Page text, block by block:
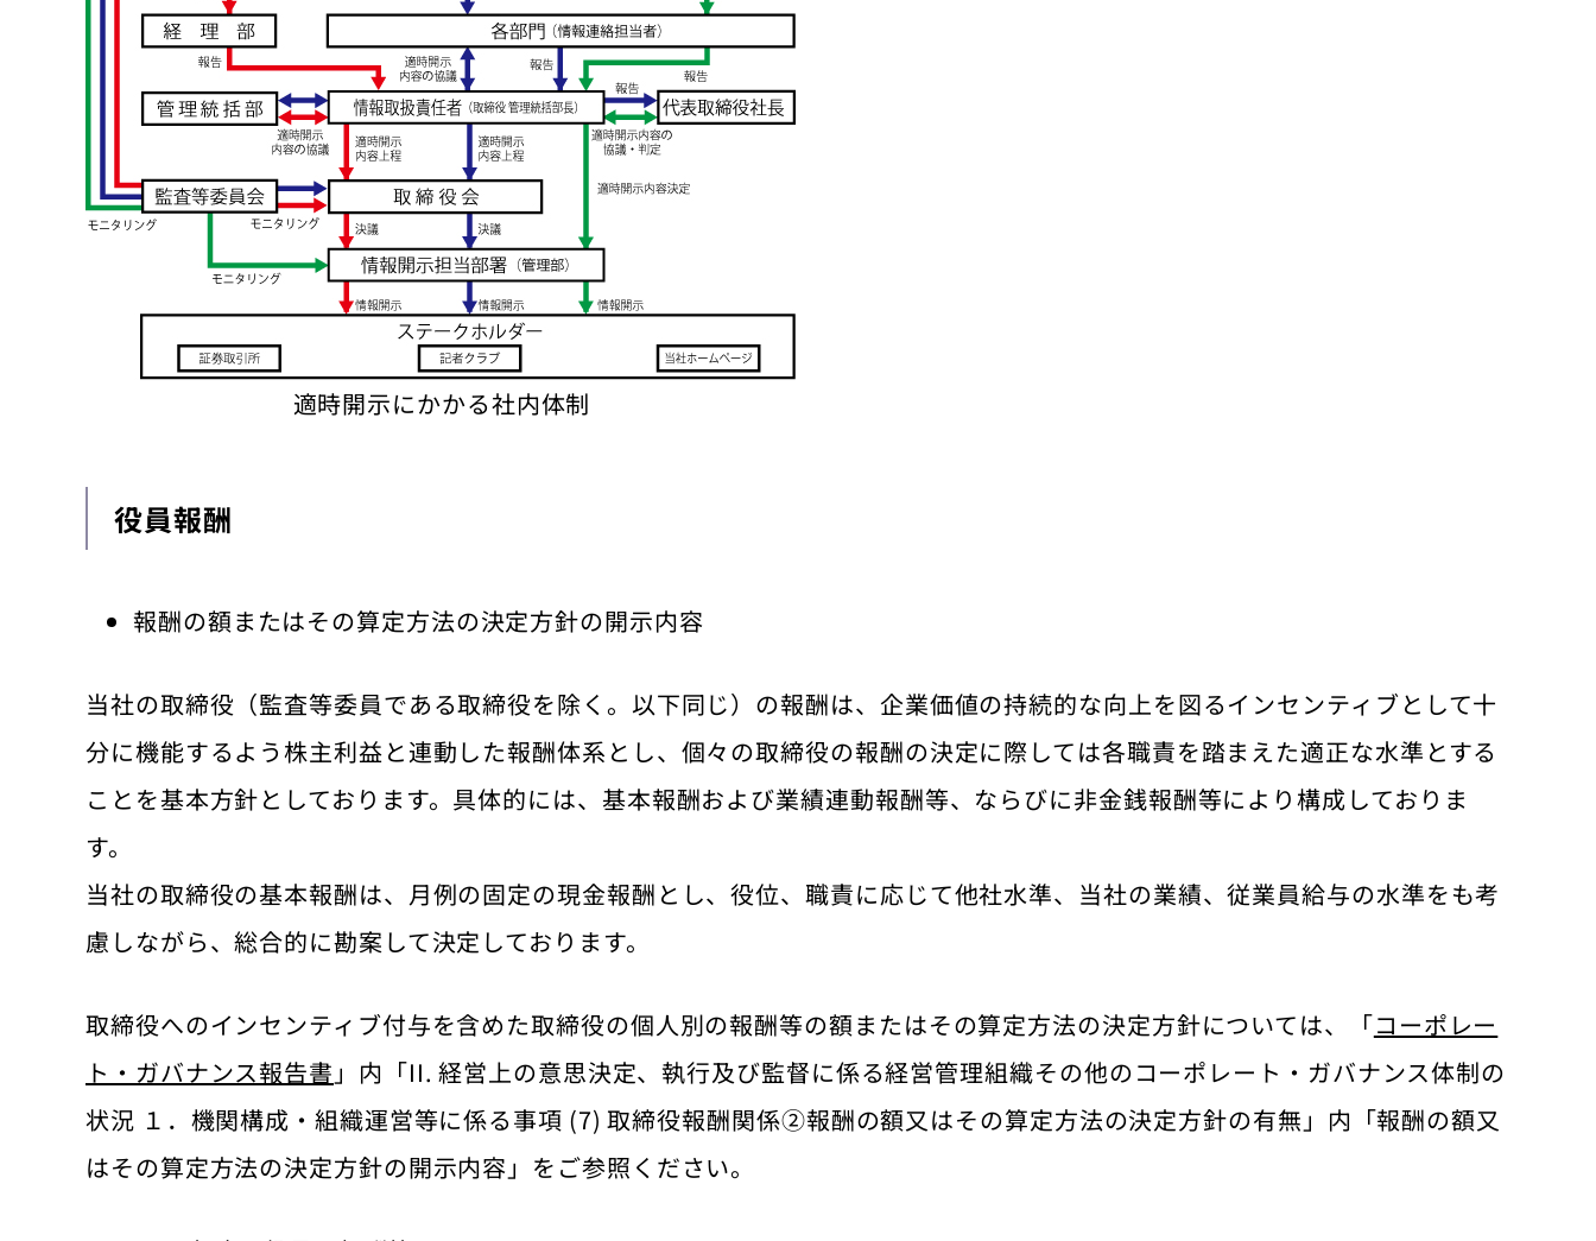
適時開示にかかる社内体制
役員報酬
報酬の額またはその算定方法の決定方針の開示内容
当社の取締役（監査等委員である取締役を除く。以下同じ）の報酬は、企業価値の持続的な向上を図るインセンティブとして十
分に機能するよう株主利益と連動した報酬体系とし、個々の取締役の報酬の決定に際しては各職責を踏まえた適正な水準とする
ことを基本方針としております。具体的には、基本報酬および業績連動報酬等、ならびに非金銭報酬等により構成しておりま
す。
当社の取締役の基本報酬は、月例の固定の現金報酬とし、役位、職責に応じて他社水準、当社の業績、従業員給与の水準をも考
慮しながら、総合的に勘案して決定しております。
取締役へのインセンティブ付与を含めた取締役の個人別の報酬等の額またはその算定方法の決定方針については、「コーポレー
ト・ガバナンス報告書 」内「II. 経営上の意思決定、執行及び監督に係る経営管理組織その他のコーポレート・ガバナンス体制の
状況 １．機関構成・組織運営等に係る事項 (7) 取締役報酬関係②報酬の額又はその算定方法の決定方針の有無」内「報酬の額又
はその算定方法の決定方針の開示内容」をご参照ください。